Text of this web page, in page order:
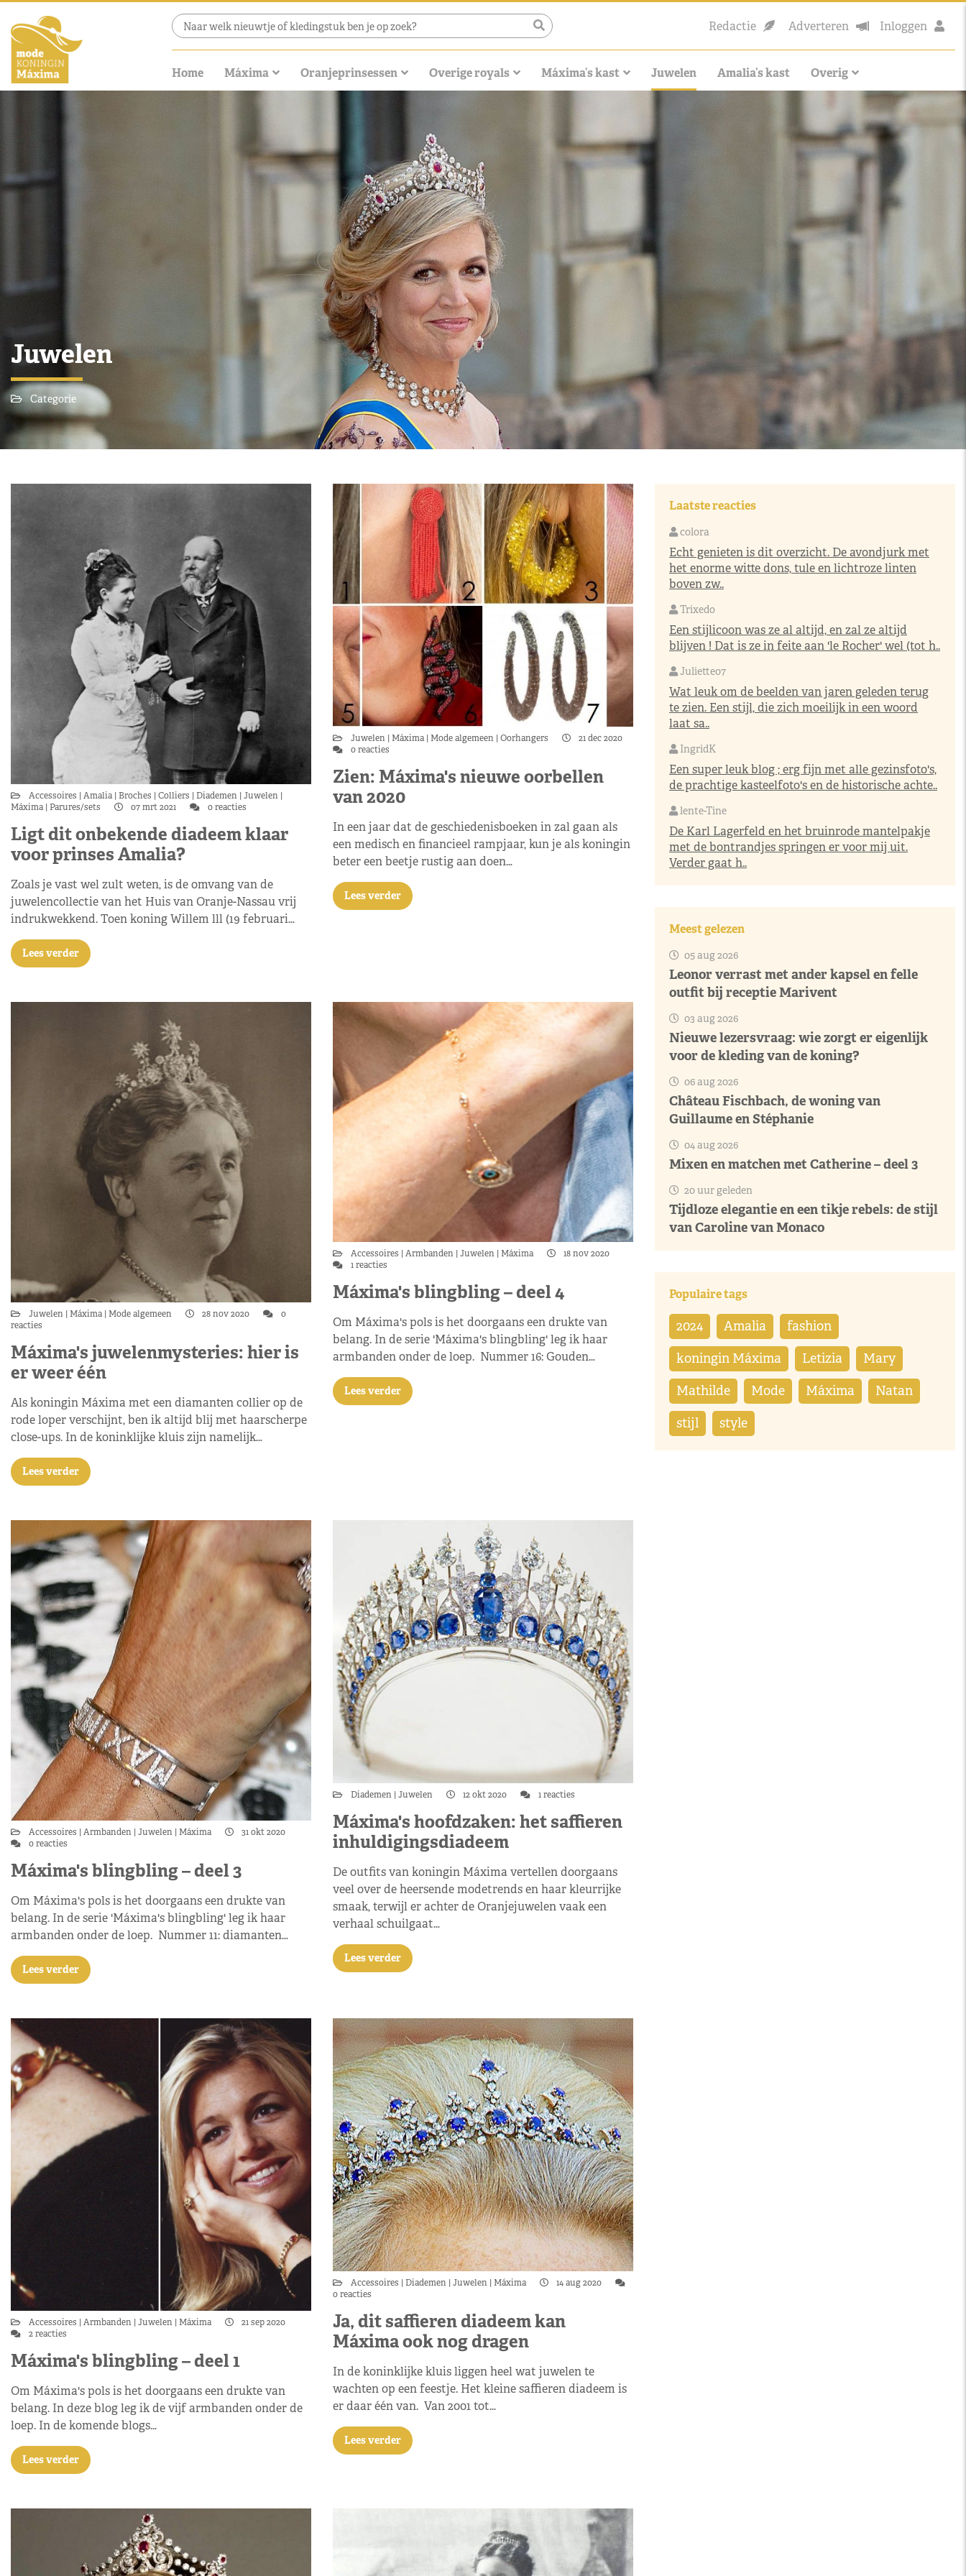
Redactie Adverteren Inloggen
Home Máxima Oranjeprinsessen Overige royals Máxima’s kast Juwelen Amalia’s kast Overig
Juwelen
Categorie
Accessoires Amalia Broches Colliers Diademen Juwelen
Máxima Parures/sets 07 mrt 2021 0 reacties
Ligt dit onbekende diadeem klaar
voor prinses Amalia?
Zoals je vast wel zult weten, is de omvang van de
juwelencollectie van het Huis van Oranje-Nassau vrij
indrukwekkend. Toen koning Willem lll (19 februari…
Lees verder
Juwelen Máxima Mode algemeen Oorhangers
21 dec 2020
0 reacties
Zien: Máxima's nieuwe oorbellen
van 2020
In een jaar dat de geschiedenisboeken in zal gaan als
een medisch en financieel rampjaar, kun je als koningin
beter een beetje rustig aan doen…
Lees verder
Juwelen Máxima Mode algemeen 28 nov 2020
0
reacties
Máxima's juwelenmysteries: hier is
er weer één
Als koningin Máxima met een diamanten collier op de
rode loper verschijnt, ben ik altijd blij met haarscherpe
close-ups. In de koninklijke kluis zijn namelijk…
Lees verder
Accessoires Armbanden Juwelen Máxima
18 nov 2020
1 reacties
Máxima's blingbling – deel 4
Om Máxima's pols is het doorgaans een drukte van
belang. In de serie 'Máxima's blingbling' leg ik haar
armbanden onder de loep. Nummer 16: Gouden…
Lees verder
Accessoires Armbanden Juwelen Máxima
31 okt 2020
0 reacties
Máxima's blingbling – deel 3
Om Máxima's pols is het doorgaans een drukte van
belang. In de serie 'Máxima's blingbling' leg ik haar
armbanden onder de loep. Nummer 11: diamanten…
Lees verder
Diademen Juwelen 12 okt 2020 1 reacties
Máxima's hoofdzaken: het saffieren
inhuldigingsdiadeem
De outfits van koningin Máxima vertellen doorgaans
veel over de heersende modetrends en haar kleurrijke
smaak, terwijl er achter de Oranjejuwelen vaak een
verhaal schuilgaat…
Lees verder
Accessoires Armbanden Juwelen Máxima
21 sep 2020
2 reacties
Máxima's blingbling – deel 1
Om Máxima's pols is het doorgaans een drukte van
belang. In deze blog leg ik de vijf armbanden onder de
loep. In de komende blogs…
Lees verder
Accessoires Diademen Juwelen Máxima
14 aug 2020
0 reacties
Ja, dit saffieren diadeem kan
Máxima ook nog dragen
In de koninklijke kluis liggen heel wat juwelen te
wachten op een feestje. Het kleine saffieren diadeem is
er daar één van. Van 2001 tot…
Lees verder
Laatste reacties
colora
Echt genieten is dit overzicht. De avondjurk met
het enorme witte dons, tule en lichtroze linten
boven zw..
Trixedo
Een stijlicoon was ze al altijd, en zal ze altijd
blijven ! Dat is ze in feite aan 'le Rocher' wel (tot h..
Juliette07
Wat leuk om de beelden van jaren geleden terug
te zien. Een stijl, die zich moeilijk in een woord
laat sa..
IngridK
Een super leuk blog ; erg fijn met alle gezinsfoto's,
de prachtige kasteelfoto's en de historische achte..
lente-Tine
De Karl Lagerfeld en het bruinrode mantelpakje
met de bontrandjes springen er voor mij uit.
Verder gaat h..
Meest gelezen
05 aug 2026
Leonor verrast met ander kapsel en felle
outfit bij receptie Marivent
03 aug 2026
Nieuwe lezersvraag: wie zorgt er eigenlijk
voor de kleding van de koning?
06 aug 2026
Château Fischbach, de woning van
Guillaume en Stéphanie
04 aug 2026
Mixen en matchen met Catherine – deel 3
20 uur geleden
Tijdloze elegantie en een tikje rebels: de stijl
van Caroline van Monaco
Populaire tags
2024 Amalia fashion
koningin Máxima Letizia Mary
Mathilde Mode Máxima Natan
stijl style